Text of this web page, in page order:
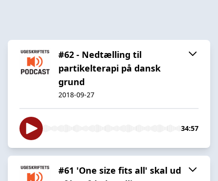
#62 - Nedtælling til
partikelterapi på dansk
grund
2018-09-27
34:57
#61 'One size fits all' skal ud